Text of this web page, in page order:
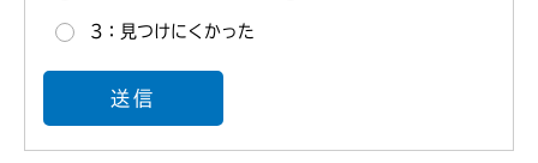
3：見つけにくかった